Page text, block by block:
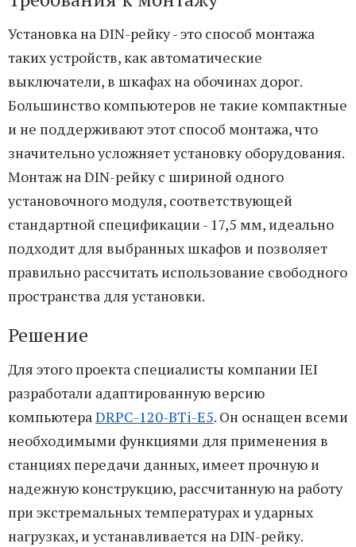
Установка на DIN-рейку - это способ монтажа
таких устройств, как автоматические
выключатели, в шкафах на обочинах дорог.
Большинство компьютеров не такие компактные
и не поддерживают этот способ монтажа, что
значительно усложняет установку оборудования.
Монтаж на DIN-рейку с шириной одного
установочного модуля, соответствующей
стандартной спецификации - 17,5 мм, идеально
подходит для выбранных шкафов и позволяет
правильно рассчитать использование свободного
пространства для установки.
Решение
Для этого проекта специалисты компании IEI
разработали адаптированную версию
компьютера DRPC-120-BTi-E5. Он оснащен всеми
необходимыми функциями для применения в
станциях передачи данных, имеет прочную и
надежную конструкцию, рассчитанную на работу
при экстремальных температурах и ударных
нагрузках, и устанавливается на DIN-рейку.